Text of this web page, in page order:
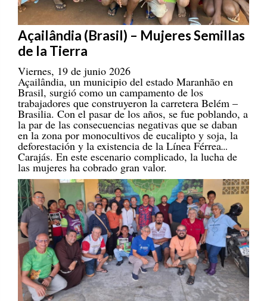
Açailândia (Brasil) – Mujeres Semillas
de la Tierra
Viernes, 19 de junio 2026
Açailândia, un municipio del estado Maranhão en
Brasil, surgió como un campamento de los
trabajadores que construyeron la carretera Belém –
Brasilia. Con el pasar de los años, se fue poblando, a
la par de las consecuencias negativas que se daban
en la zona por monocultivos de eucalipto y soja, la
deforestación y la existencia de la Línea Férrea
Carajás. En este escenario complicado, la lucha de
las mujeres ha cobrado gran valor.